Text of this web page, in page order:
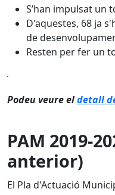
S’han impulsat un
D'aquestes, 68 ja
de
Resten per fer un
Podeu veure eldetall
PAM 2019-
anterior)
El Pla d'Actuació